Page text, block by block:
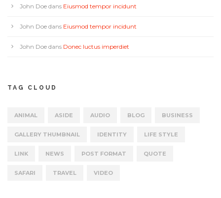
John Doe dans Eiusmod tempor incidunt
John Doe dans Eiusmod tempor incidunt
John Doe dans Donec luctus imperdiet
TAG CLOUD
ANIMAL ASIDE AUDIO BLOG BUSINESS
GALLERY THUMBNAIL IDENTITY LIFE STYLE
LINK NEWS POST FORMAT QUOTE
SAFARI TRAVEL VIDEO